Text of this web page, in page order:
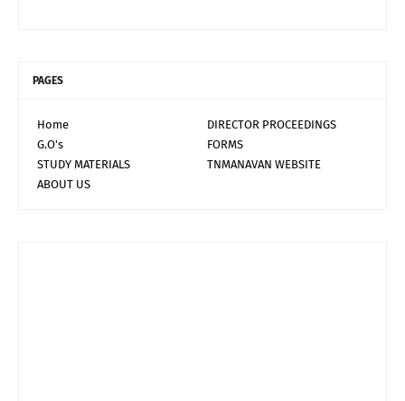
PAGES
Home
DIRECTOR PROCEEDINGS
G.O's
FORMS
STUDY MATERIALS
TNMANAVAN WEBSITE
ABOUT US